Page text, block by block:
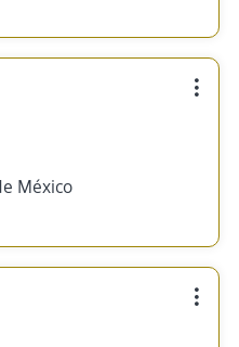
México